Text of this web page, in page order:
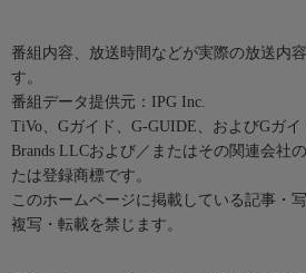
番組内容、放送時間などが実際の放送内
す。
番組データ提供元：IPG Inc.
TiVo、Gガイド、G-GUIDE、およびGガ
Brands LLCおよび／またはその関連会社
たは登録商標です。
このホームページに掲載している記事・
複写・転載を禁じます。